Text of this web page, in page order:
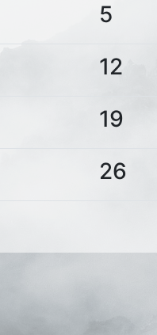
5
12
19
26